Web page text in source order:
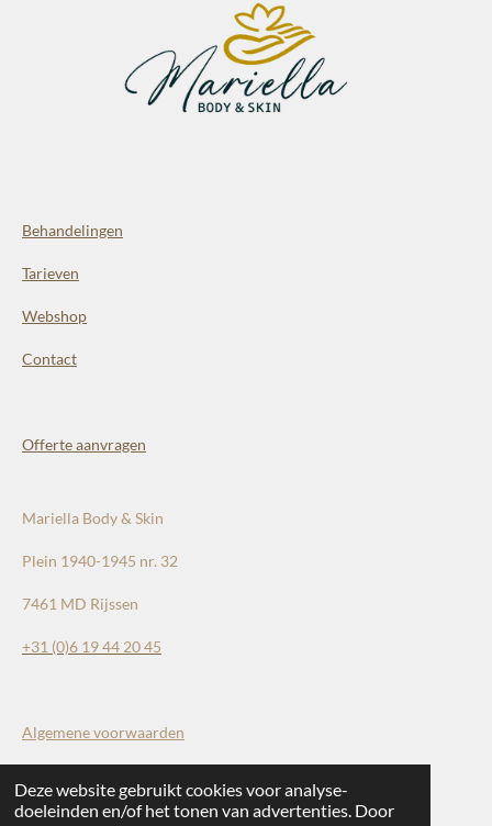
Deze website gebruikt cookies voor analyse-
doeleinden en/of het tonen van advertenties. Door
Behandelingen
Tarieven
Webshop
Contact
Offerte aanvragen
Mariella Body & Skin
Plein 1940-1945 nr. 32
7461 MD Rijssen
+31 (0)6 19 44 20 45
Algemene voorwaarden